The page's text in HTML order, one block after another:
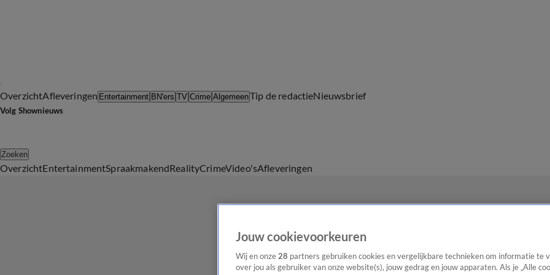
OverzichtAfleveringen Entertainment BN'ers TV Crime AlgemeenTip de redactieNieuwsbrief
Volg Shownieuws
Zoeken
OverzichtEntertainmentSpraakmakendRealityCrimeVideo'sAfleveringen
Jouw cookievoorkeuren
Wij en onze 28 partners gebruiken cookies en vergelijkbare technieken om informatie te
over jou als gebruiker van onze website(s), jouw gedrag en jouw apparaten. Als je „Alle